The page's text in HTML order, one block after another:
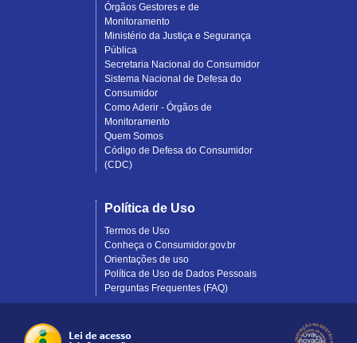
Órgãos Gestores e de
Monitoramento
Ministério da Justiça e Segurança
Pública
Secretaria Nacional do Consumidor
Sistema Nacional de Defesa do
Consumidor
Como Aderir - Órgãos de
Monitoramento
Quem Somos
Código de Defesa do Consumidor
(CDC)
Política de Uso
Termos de Uso
Conheça o Consumidor.gov.br
Orientações de uso
Política de Uso de Dados Pessoais
Perguntas Frequentes (FAQ)